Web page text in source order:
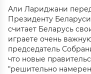
Али Лариджани
Президенту
считает Беларусь
играете очень
председатель
что новые
"решительно